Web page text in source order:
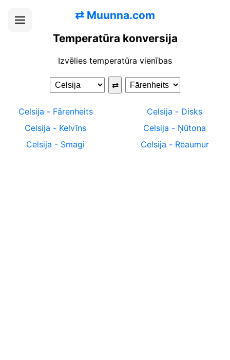
⇄ Muunna.com
Temperatūra konversija
Izvēlies temperatūra vienības
⇄
Celsija - Fārenheits
Celsija - Kelvīns
Celsija - Smagi
Celsija - Disks
Celsija - Ņūtona
Celsija - Reaumur